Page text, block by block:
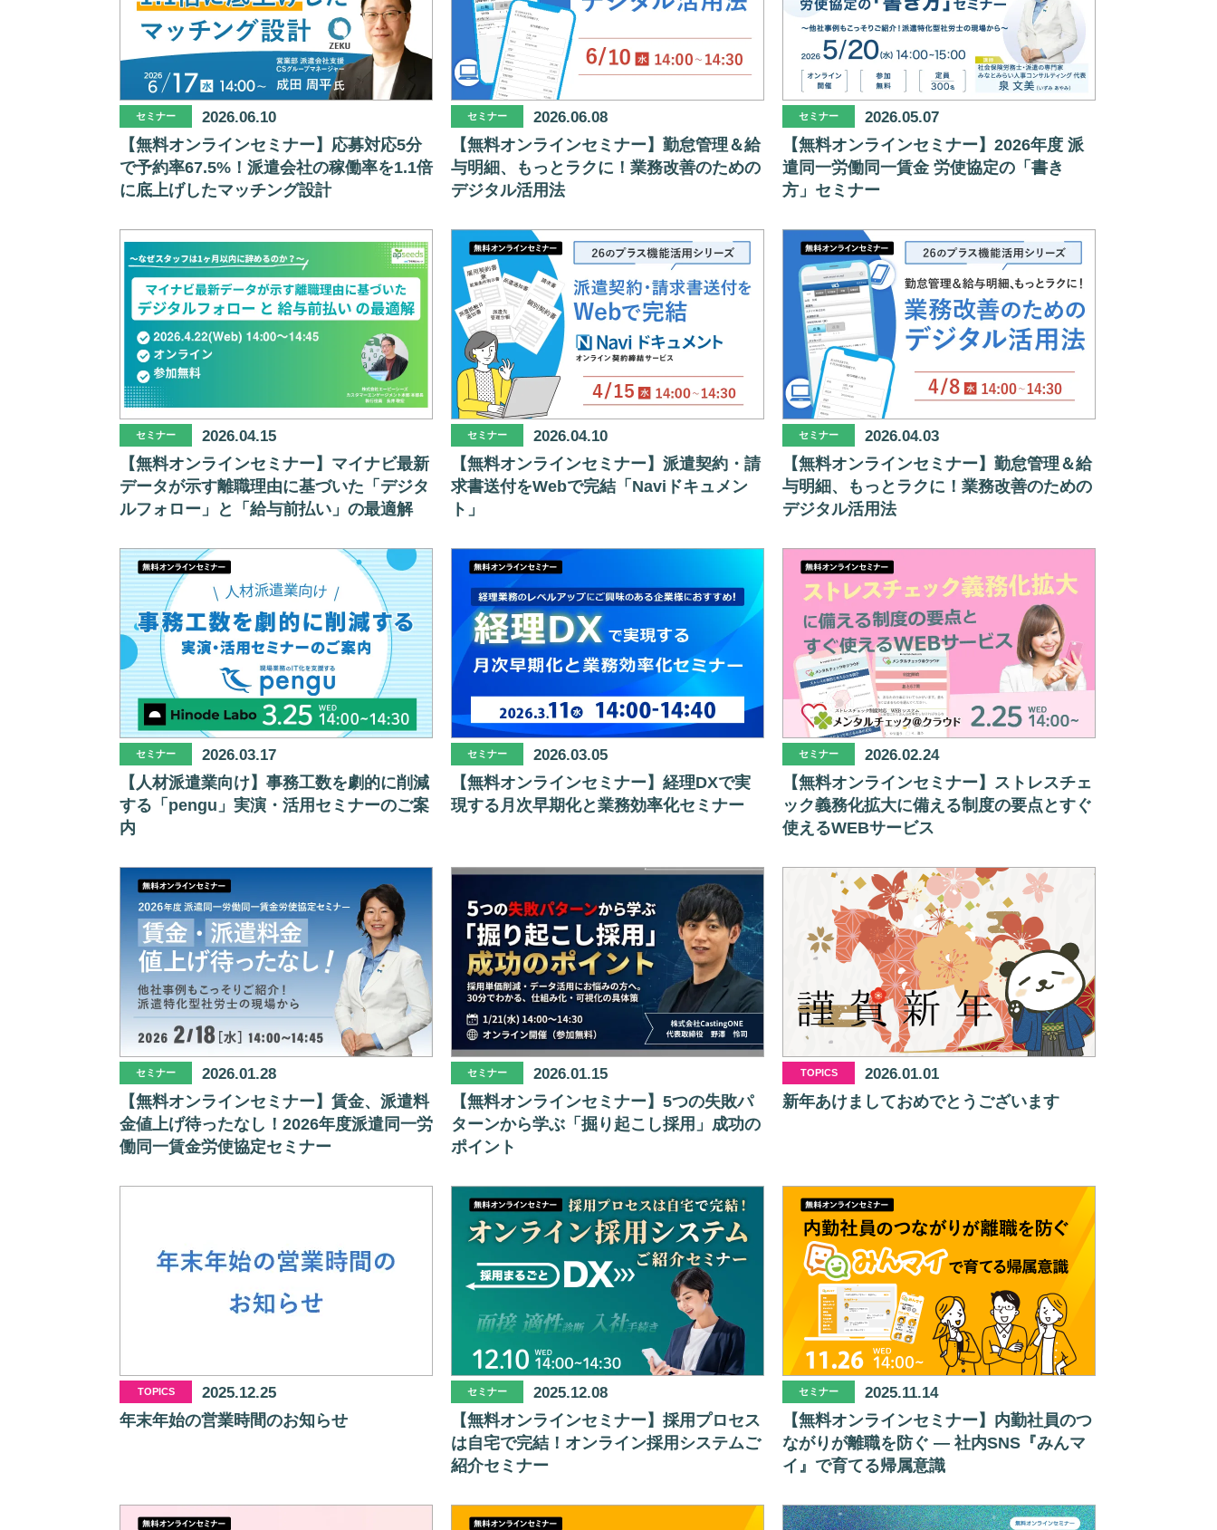
セミナー 2026.06.10
【無料オンラインセミナー】応募対応5分
で予約率67.5%！派遣会社の稼働率を1.1倍
に底上げしたマッチング設計
セミナー 2026.06.08
【無料オンラインセミナー】勤怠管理＆給
与明細、もっとラクに！業務改善のための
デジタル活用法
セミナー 2026.05.07
【無料オンラインセミナー】2026年度 派
遣同一労働同一賃金 労使協定の「書き
方」セミナー
セミナー 2026.04.15
【無料オンラインセミナー】マイナビ最新
データが示す離職理由に基づいた「デジタ
ルフォロー」と「給与前払い」の最適解
セミナー 2026.04.10
【無料オンラインセミナー】派遣契約・請
求書送付をWebで完結「Naviドキュメン
ト」
セミナー 2026.04.03
【無料オンラインセミナー】勤怠管理＆給
与明細、もっとラクに！業務改善のための
デジタル活用法
セミナー 2026.03.17
【人材派遣業向け】事務工数を劇的に削減
する「pengu」実演・活用セミナーのご案
内
セミナー 2026.03.05
【無料オンラインセミナー】経理DXで実
現する月次早期化と業務効率化セミナー
セミナー 2026.02.24
【無料オンラインセミナー】ストレスチェ
ック義務化拡大に備える制度の要点とすぐ
使えるWEBサービス
セミナー 2026.01.28
【無料オンラインセミナー】賃金、派遣料
金値上げ待ったなし！2026年度派遣同一労
働同一賃金労使協定セミナー
セミナー 2026.01.15
【無料オンラインセミナー】5つの失敗パ
ターンから学ぶ「掘り起こし採用」成功の
ポイント
TOPICS 2026.01.01
新年あけましておめでとうございます
TOPICS 2025.12.25
年末年始の営業時間のお知らせ
セミナー 2025.12.08
【無料オンラインセミナー】採用プロセス
は自宅で完結！オンライン採用システムご
紹介セミナー
セミナー 2025.11.14
【無料オンラインセミナー】内勤社員のつ
ながりが離職を防ぐ ― 社内SNS『みんマ
イ』で育てる帰属意識